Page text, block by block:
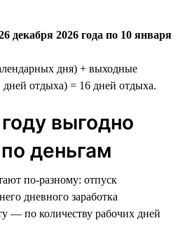
декабря 2026 года по 10 января
дня) + выходные
отдыха) = 16 дней отдыха.
выгодно
деньгам
по-разному: отпуск
дневного заработка
— по количеству рабочих дней